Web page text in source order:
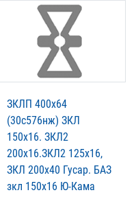
ЗКЛП 400х64
(30с576нж) ЗКЛ
150х16. ЗКЛ2
200х16.ЗКЛ2 125х16,
ЗКЛ 200х40 Гусар. БАЗ
зкл 150х16 Ю-Кама